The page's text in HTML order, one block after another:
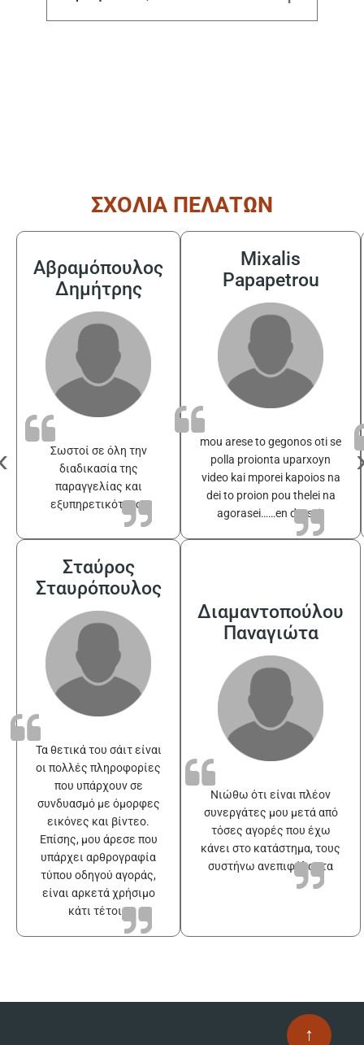
ΣΧΟΛΙΑ ΠΕΛΑΤΩΝ
Αβραμόπουλος
Δημήτρης
Σωστοί σε όλη την
διαδικασία της
παραγγελίας και
εξυπηρετικότατοι
Mixalis
Papapetrou
mou arese to gegonos oti se
polla proionta uparxoyn
video kai mporei kapoios na
dei to proion pou thelei na
agorasei……en drasei!
Σταύρος
Σταυρόπουλος
Τα θετικά του σάιτ είναι
οι πολλές πληροφορίες
που υπάρχουν σε
συνδυασμό με όμορφες
εικόνες και βίντεο.
Επίσης, μου άρεσε που
υπάρχει αρθρογραφία
τύπου οδηγού αγοράς,
είναι αρκετά χρήσιμο
κάτι τέτοιο
Διαμαντοπούλου
Παναγιώτα
Νιώθω ότι είναι πλέον
συνεργάτες μου μετά από
τόσες αγορές που έχω
κάνει στο κατάστημα, τους
συστήνω ανεπιφύλακτα
↑